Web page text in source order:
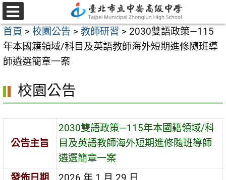
跳
至
主
要
內
區
選
單
首頁 > 校園公告 > 教師研習 > 2030雙語政策—115
年本國籍領域/科目及英語教師海外短期進修隨班導
師遴選簡章一案
校園公告
公告主旨
2030雙語政策—115年本國籍領域/科
目及英語教師海外短期進修隨班導師
遴選簡章一案